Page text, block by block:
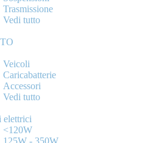
Trasmissione
Vedi tutto
Veicoli
Caricabatterie
Accessori
Vedi tutto
elettrici
<120W
125W - 350W